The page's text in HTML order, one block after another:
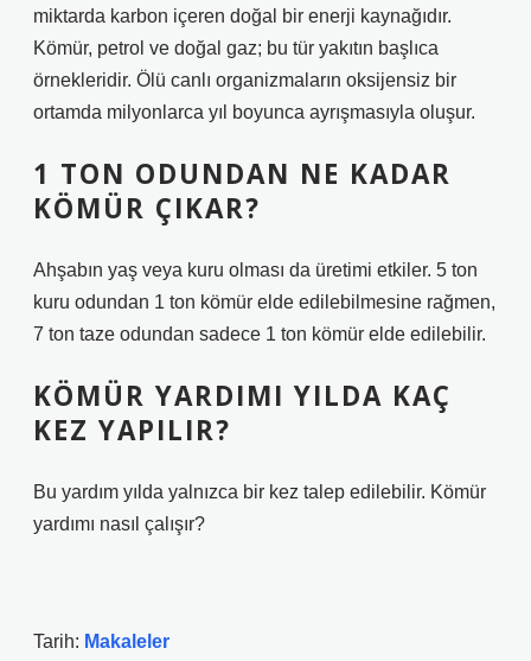
miktarda karbon içeren doğal bir enerji kaynağıdır.
Kömür, petrol ve doğal gaz; bu tür yakıtın başlıca
örnekleridir. Ölü canlı organizmaların oksijensiz bir
ortamda milyonlarca yıl boyunca ayrışmasıyla oluşur.
1 TON ODUNDAN NE KADAR
KÖMÜR ÇIKAR?
Ahşabın yaş veya kuru olması da üretimi etkiler. 5 ton
kuru odundan 1 ton kömür elde edilebilmesine rağmen,
7 ton taze odundan sadece 1 ton kömür elde edilebilir.
KÖMÜR YARDIMI YILDA KAÇ
KEZ YAPILIR?
Bu yardım yılda yalnızca bir kez talep edilebilir. Kömür
yardımı nasıl çalışır?
Tarih: Makaleler